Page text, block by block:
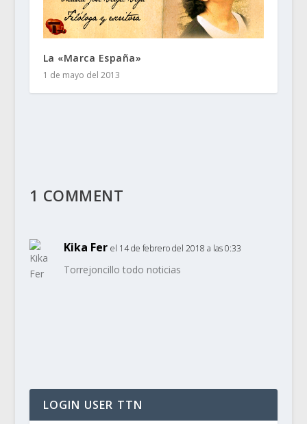
La «Marca España»
1 de mayo del 2013
1 COMMENT
Kika Fer el 14 de febrero del 2018 a las 0:33
Torrejoncillo todo noticias
LOGIN USER TTN